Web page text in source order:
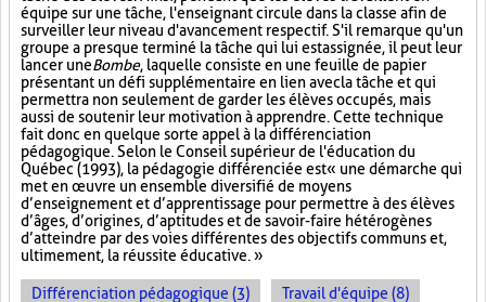
équipe sur une tâche, l'enseignant circule dans la classe afin de
surveiller leur niveau d'avancement respectif. S'il remarque qu'un
groupe a presque terminé la tâche qui lui est assignée, il peut leur
lancer uneBombe, laquelle consiste en une feuille de papier
présentant un défi supplémentaire en lien avec la tâche et qui
permettra non seulement de garder les élèves occupés, mais
aussi de soutenir leur motivation à apprendre. Cette technique
fait donc en quelque sorte appel à la différenciation
pédagogique. Selon le Conseil supérieur de l'éducation du
Québec (1993), la pédagogie différenciée est « une démarche qui
met en œuvre un ensemble diversifié de moyens
d’enseignement et d’apprentissage pour permettre à des élèves
d’âges, d’origines, d’aptitudes et de savoir-faire hétérogènes
d’atteindre par des voies différentes des objectifs communs et,
ultimement, la réussite éducative. »
Différenciation pédagogique (3) Travail d'équipe (8)